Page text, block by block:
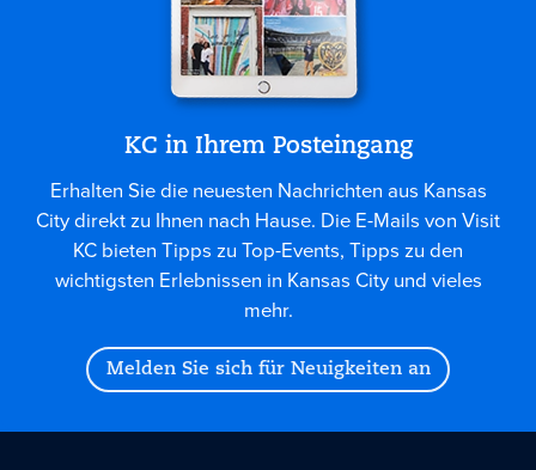
KC in Ihrem Posteingang
Erhalten Sie die neuesten Nachrichten aus Kansas
City direkt zu Ihnen nach Hause. Die E-Mails von Visit
KC bieten Tipps zu Top-Events, Tipps zu den
wichtigsten Erlebnissen in Kansas City und vieles
mehr.
Melden Sie sich für Neuigkeiten an